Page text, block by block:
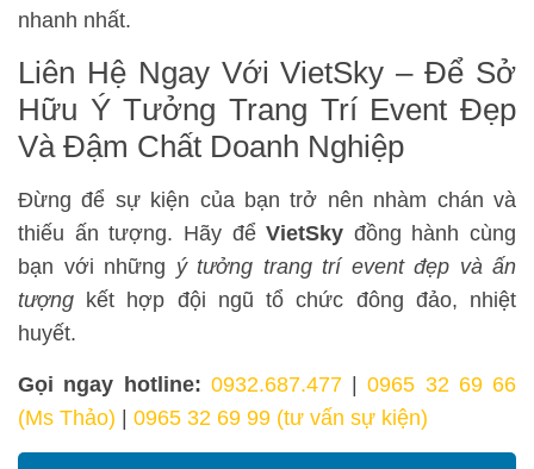
nhanh nhất.
Liên Hệ Ngay Với VietSky – Để Sở
Hữu Ý Tưởng Trang Trí Event Đẹp
Và Đậm Chất Doanh Nghiệp
Đừng để sự kiện của bạn trở nên nhàm chán và
thiếu ấn tượng. Hãy đểVietSky đồng hành cùng
bạn với những ý tưởng trang trí event đẹp và ấn
tượng kết hợp đội ngũ tổ chức đông đảo, nhiệt
huyết.
Gọi ngay hotline: 0932.687.477|0965 32 69 66
(Ms Thảo) | 0965 32 69 99 (tư vấn sự kiện)